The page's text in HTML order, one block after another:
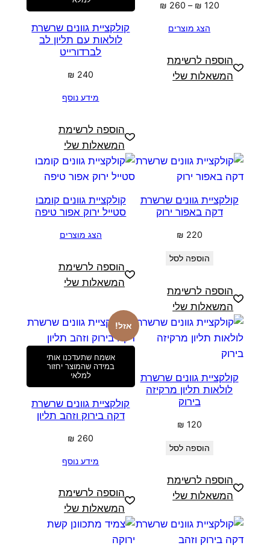
₪ 120
–
₪ 260
הצג מוצרים
הוספה לרשימת
המשאלות שלי
קולקציית גוונים שרשרת
לולאות עם תליון לב
לברדורייט
₪ 240
מידע נוסף
הוספה לרשימת
המשאלות שלי
קולקציית גוונים שרשרת
דקה באפור ירוק
₪ 220
הוספה לסל
הוספה לרשימת
המשאלות שלי
קולקציית גוונים קומבו
סטייל ירוק אפור טיפה
הצג מוצרים
הוספה לרשימת
המשאלות שלי
קולקציית גוונים שרשרת
לולאות תליון מרקיזה
בירוק
₪ 120
הוספה לסל
הוספה לרשימת
המשאלות שלי
אזל!
אשמח שתעדכנו אותי
במידה שהמוצר יחזור
למלאי
קולקציית גוונים שרשרת
דקה בירוק וזהב תליון
₪ 260
מידע נוסף
הוספה לרשימת
המשאלות שלי